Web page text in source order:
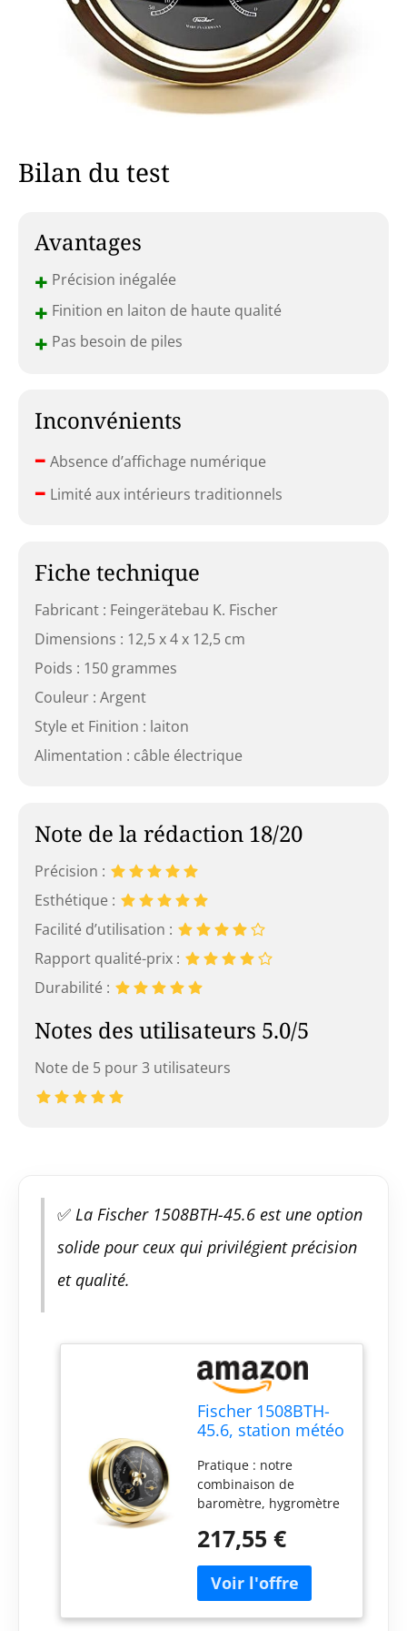
Bilan du test
Avantages
+ Précision inégalée
+ Finition en laiton de haute qualité
+ Pas besoin de piles
Inconvénients
– Absence d’affichage numérique
– Limité aux intérieurs traditionnels
Fiche technique
Fabricant : Feingerätebau K. Fischer
Dimensions : 12,5 x 4 x 12,5 cm
Poids : 150 grammes
Couleur : Argent
Style et Finition : laiton
Alimentation : câble électrique
Note de la rédaction 18/20
Précision :
Esthétique :
Facilité d’utilisation :
Rapport qualité-prix :
Durabilité :
Notes des utilisateurs 5.0/5
Note de 5 pour 3 utilisateurs
✅ La Fischer 1508BTH-45.6 est une option
solide pour ceux qui privilégient précision
et qualité.
Fischer 1508BTH-
45.6, station météo
diamètre 125 mm
Pratique : notre
combinaison de
baromètre, hygromètre
vision et boîtier en
navigation, mesure avec
précision la pression
atmosphérique,
217,55 €